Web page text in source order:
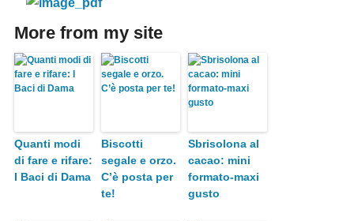
More from my site
Quanti modi
di fare e rifare:
I Baci di Dama
Biscotti
segale e orzo.
C’è posta per
te!
Sbrisolona al
cacao: mini
formato-maxi
gusto